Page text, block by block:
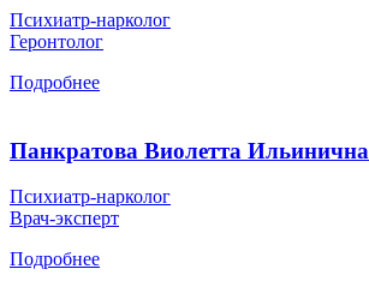
Психиатр-нарколог
Геронтолог
Подробнее
Панкратова Виолетта Ильинична
Психиатр-нарколог
Врач-эксперт
Подробнее